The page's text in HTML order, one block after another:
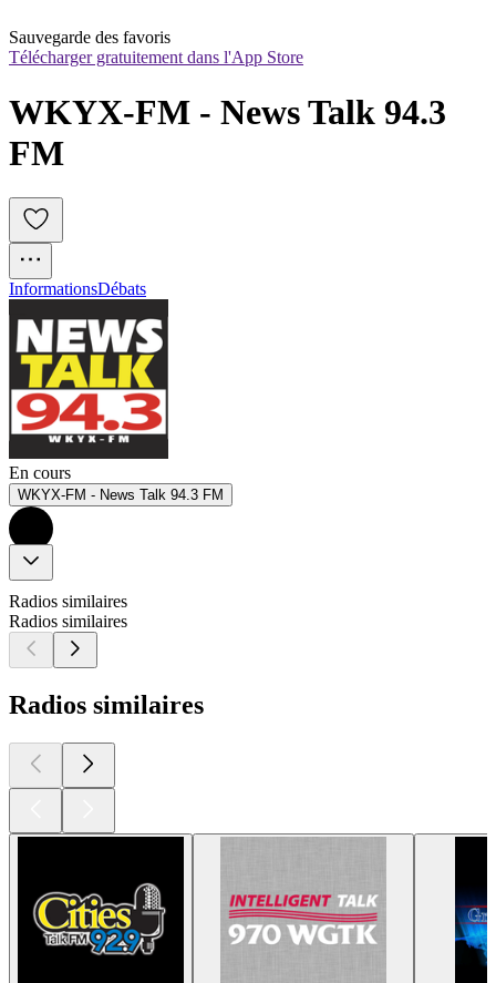
Sauvegarde des favoris
Télécharger gratuitement dans l'App Store
WKYX-FM - News Talk 94.3
FM
InformationsDébats
En cours
WKYX-FM - News Talk 94.3 FM
Radios similaires
Radios similaires
Radios similaires